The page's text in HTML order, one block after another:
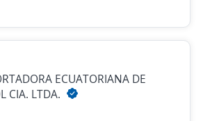
ECUATORIANA DE
CIA. LTDA.